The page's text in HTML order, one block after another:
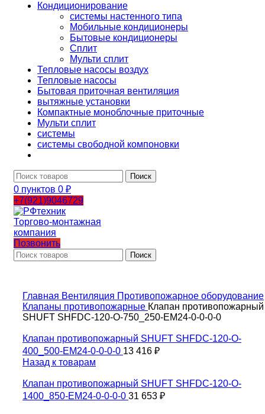
Кондиционирование
системы настенного типа
Мобильные кондиционеры
Бытовые кондиционеры
Сплит
Мульти сплит
Тепловые насосы воздух
Тепловые насосы
Бытовая приточная вентиляция
вытяжные установки
Компактные моноблочные приточные
Мульти сплит
системы
системы свободной компоновки
Поиск
0 пунктов 0 ₽
+7(921)9046729
Позвонить
Поиск
Главная Вентиляция Противопожарное оборудование
Клапаны противопожарные Клапан противопожарный
SHUFT SHFDC-120-O-750_250-EM24-0-0-0-0
Клапан противопожарный SHUFT SHFDC-120-O-
400_500-EM24-0-0-0-0 13 416 ₽
Назад к товарам
Клапан противопожарный SHUFT SHFDC-120-O-
1400_850-EM24-0-0-0-0 31 653 ₽